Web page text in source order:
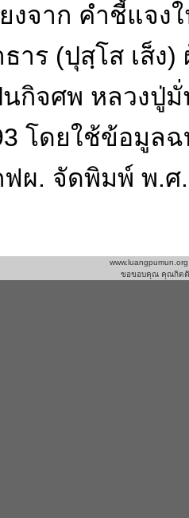
ยงจาก คำชี้แจ
าร (ปุสฺโส เส็ง)
กิจศพ หลวงปู่
โดยใช้ข้อมูล
ฟผ. จัดพิมพ์ พ.ศ
ขอขอบคุณ คุณกิตติ